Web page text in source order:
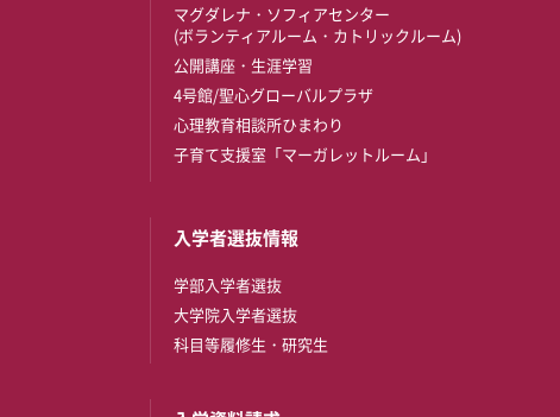
マグダレナ・ソフィアセンター
(ボランティアルーム・カトリックルーム)
公開講座・生涯学習
4号館/聖心グローバルプラザ
心理教育相談所ひまわり
子育て支援室「マーガレットルーム」
入学者選抜情報
学部入学者選抜
大学院入学者選抜
科目等履修生・研究生